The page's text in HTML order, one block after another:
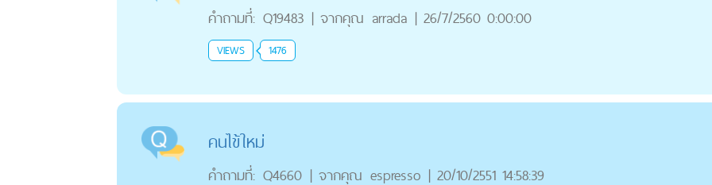
คำถามที่: Q19483 | จากคุณ arrada | 26/7/2560 0:00:00
VIEWS 1476
คนไข้ใหม่
คำถามที่: Q4660 | จากคุณ espresso | 20/10/2551 14:58:39